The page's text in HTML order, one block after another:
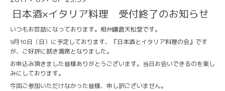
日本酒×イタリア料理 受付終了のお知らせ
いつもお世話になっております。相州鎌倉天松堂です。
9月10日（日）に予定しております、『日本酒とイタリア料理の会』です
が、ご好評に就き満席となりました。
お申込み頂きました皆様ありがとうございます。当日お会いできるのを楽し
みにしております。
今回ご参加いただけなかった皆様、申し訳ございません。